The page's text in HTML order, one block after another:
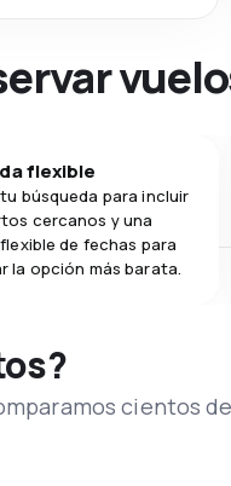
flexible
búsqueda para incluir
cercanos y una
de fechas para
la opción más barata.
cientos